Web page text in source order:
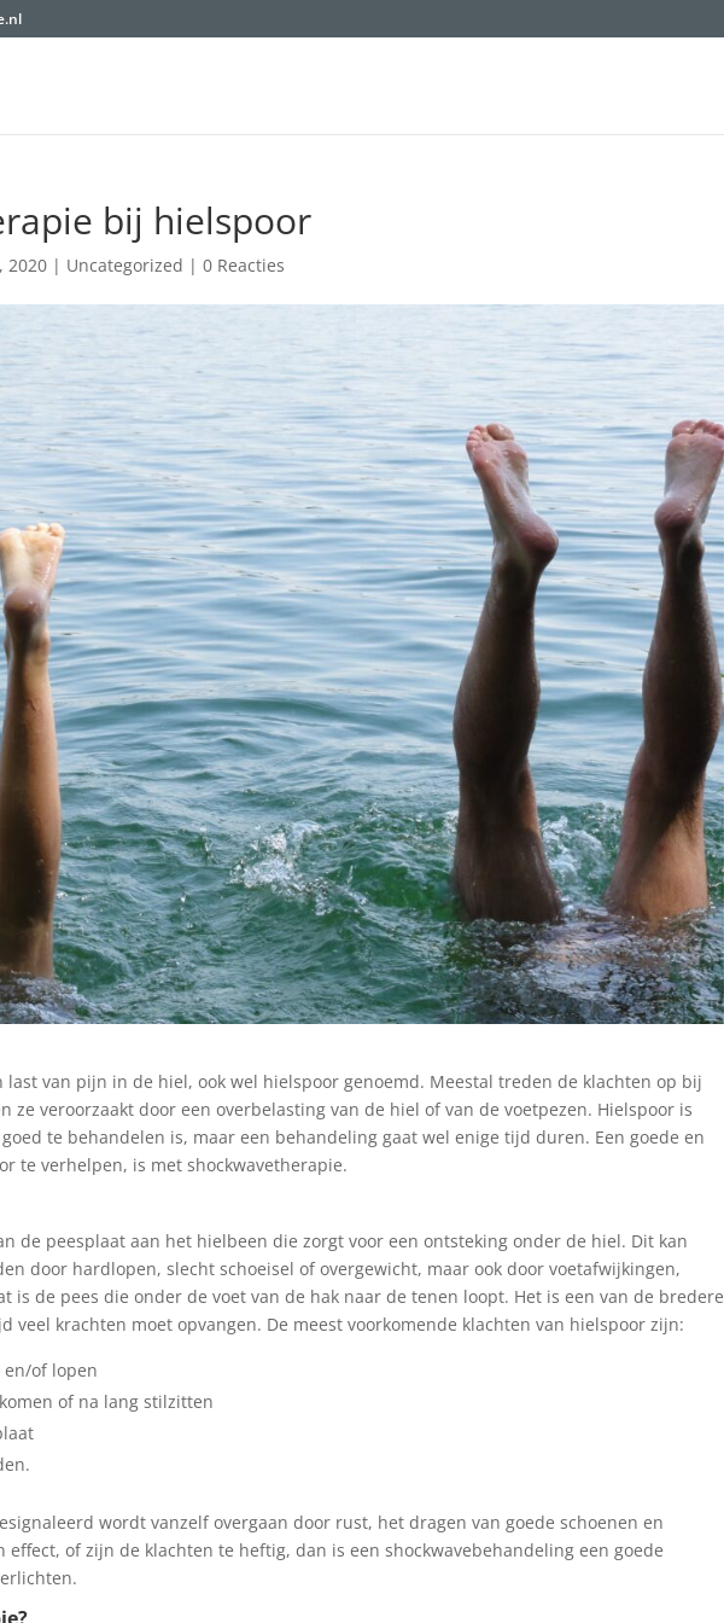
bij hielspoor
2020 | Uncategorized | 0 Reacties
last van pijn in de hiel, ook wel hielspoor genoemd. Meestal treden de klachten op bij
ze veroorzaakt door een overbelasting van de hiel of van de voetpezen. Hielspoor is
te behandelen is, maar een behandeling gaat wel enige tijd duren. Een goede en
te verhelpen, is met shockwavetherapie.
de peesplaat aan het hielbeen die zorgt voor een ontsteking onder de hiel. Dit kan
door hardlopen, slecht schoeisel of overgewicht, maar ook door voetafwijkingen,
is de pees die onder de voet van de hak naar de tenen loopt. Het is een van de bredere
veel krachten moet opvangen. De meest voorkomende klachten van hielspoor zijn:
of lopen
of na lang stilzitten
wordt vanzelf overgaan door rust, het dragen van goede schoenen en
effect, of zijn de klachten te heftig, dan is een shockwavebehandeling een goede